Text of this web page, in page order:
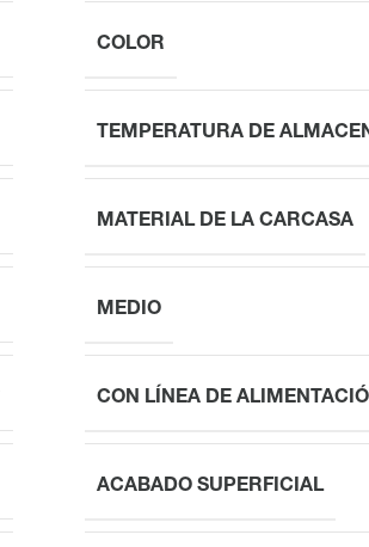
COLOR
TEMPERATURA DE
MATERIAL DE LA CARCASA
MEDIO
CON LÍNEA DE
ACABADO SUPERFICIAL